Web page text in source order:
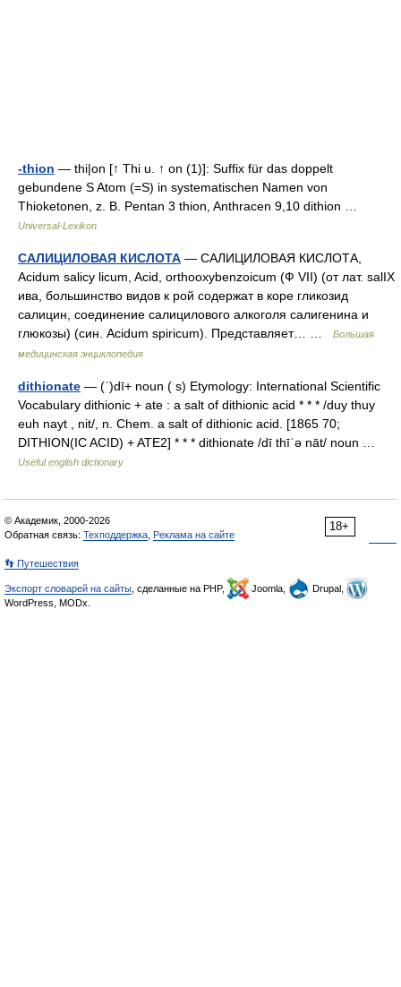
-thion — thi|on [↑ Thi u. ↑ on (1)]: Suffix für das doppelt
gebundene S Atom (=S) in systematischen Namen von
Thioketonen, z. B. Pentan 3 thion, Anthracen 9,10 dithion …
Universal-Lexikon
САЛИЦИЛОВАЯ КИСЛОТА — САЛИЦИЛОВАЯ КИСЛОТА,
Acidum salicy licum, Acid, orthooxybenzoicum (Ф VІI) (от лат. salІX
ива, большинство видов к рой содержат в коре гликозид
салицин, соединение салицилового алкоголя салигенина и
глюкозы) (син. Acidum spiricum). Представляет… …
Большая
медицинская энциклопедия
dithionate — (ˈ)dī+ noun ( s) Etymology: International Scientific
Vocabulary dithionic + ate : a salt of dithionic acid * * * /duy thuy
euh nayt , nit/, n. Chem. a salt of dithionic acid. [1865 70;
DITHION(IC ACID) + ATE2] * * * dithionate /dī thīˈə nāt/ noun …
Useful english dictionary
18+
© Академик, 2000-2026
Обратная связь: Техподдержка Реклама на сайте
👣 Путешествия
Экспорт словарей на сайты , сделанные на PHP, Joomla,
Drupal,
WordPress, MODx.